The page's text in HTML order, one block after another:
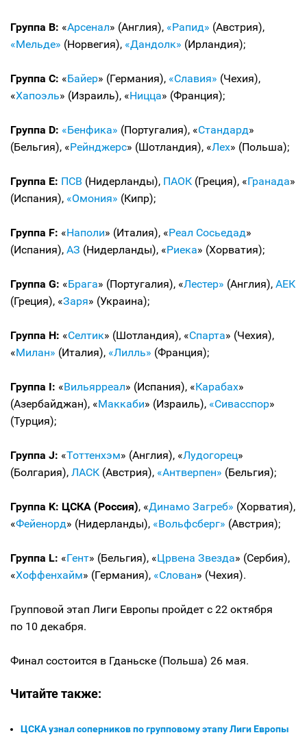
Группа В: «Арсенал» (Англия), «Рапид» (Австрия),
«Мельде» (Норвегия), «Дандолк» (Ирландия);
Группа С: «Байер» (Германия), «Славия» (Чехия),
«Хапоэль» (Израиль), «Ницца» (Франция);
Группа D: «Бенфика» (Португалия), «Стандард»
(Бельгия), «Рейнджерс» (Шотландия), «Лех» (Польша);
Группа Е: ПСВ (Нидерланды), ПАОК (Греция), «Гранада»
(Испания), «Омония» (Кипр);
Группа F: «Наполи» (Италия), «Реал Сосьедад»
(Испания), АЗ (Нидерланды), «Риека» (Хорватия);
Группа G: «Брага» (Португалия), «Лестер» (Англия), АЕК
(Греция), «Заря» (Украина);
Группа H: «Селтик» (Шотландия), «Спарта» (Чехия),
«Милан» (Италия), «Лилль» (Франция);
Группа I: «Вильярреал» (Испания), «Карабах»
(Азербайджан), «Маккаби» (Израиль), «Сивасспор»
(Турция);
Группа J: «Тоттенхэм» (Англия), «Лудогорец»
(Болгария), ЛАСК (Австрия), «Антверпен» (Бельгия);
Группа K: ЦСКА (Россия), «Динамо Загреб» (Хорватия),
«Фейенорд» (Нидерланды), «Вольфсберг» (Австрия);
Группа L: «Гент» (Бельгия), «Црвена Звезда» (Сербия),
«Хоффенхайм» (Германия), «Слован» (Чехия).
Групповой этап Лиги Европы пройдет с 22 октября
по 10 декабря.
Финал состоится в Гданьске (Польша) 26 мая.
Читайте также:
ЦСКА узнал соперников по групповому этапу Лиги Европы